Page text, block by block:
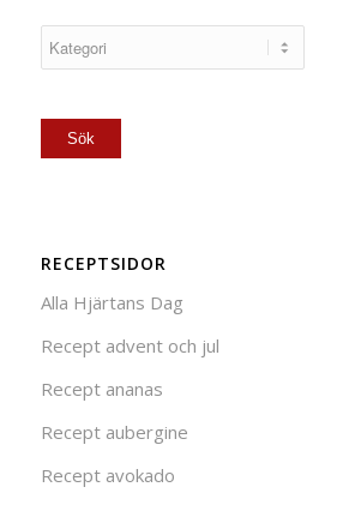
RECEPTSIDOR
Alla Hjärtans Dag
Recept advent och jul
Recept ananas
Recept aubergine
Recept avokado